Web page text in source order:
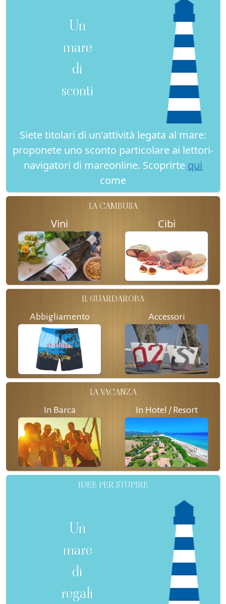
Un
mare
di
sconti
Siete titolari di un'attività legata al mare:
proponete uno sconto particolare ai lettori-
navigatori di mareonline. Scoprirte qui
come
LA CAMBUSA
Vini Cibi
IL GUARDAROBA
Abbigliamento Accessori
LA VACANZA
In Barca In Hotel / Resort
IDEE PER STUPIRE
Un
mare
di
regali